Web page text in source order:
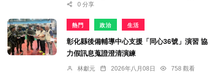
0 分享
熱門 政治 生活
彰化縣後備輔導中心支援「同心36號」演習 協
力假訊息蒐證澄清演練
林獻元 2026年八月08日
758 觀看